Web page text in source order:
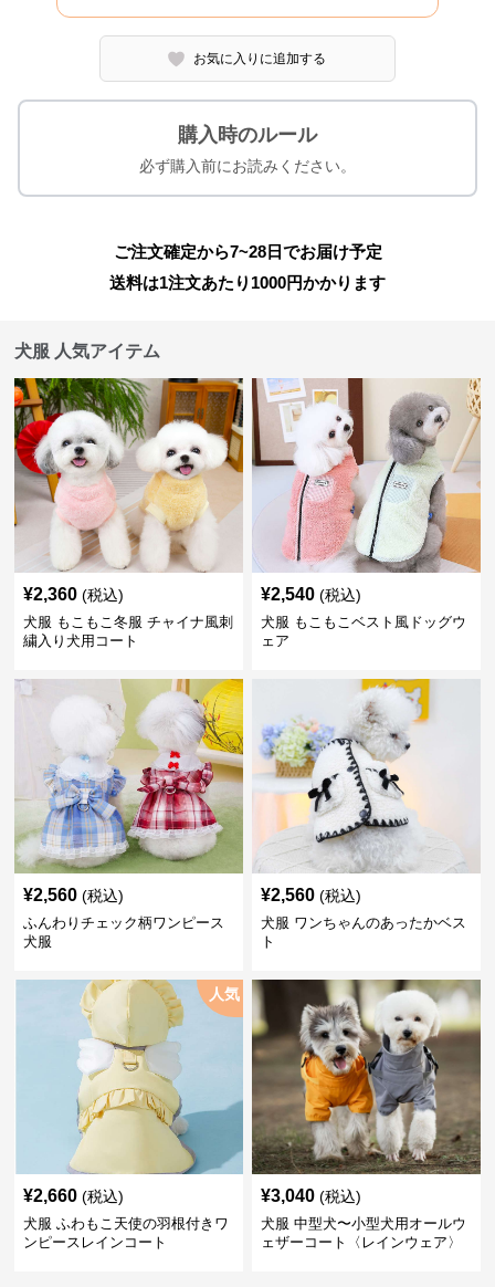
お気に入りに追加する
購入時のルール
必ず購入前にお読みください。
ご注文確定から7~28日でお届け予定
送料は1注文あたり 1000円かかります
犬服 人気アイテム
¥2,360 (税込)
犬服 もこもこ冬服 チャイナ風刺
繍入り犬用コート
¥2,540 (税込)
犬服 もこもこベスト風ドッグウ
ェア
¥2,560 (税込)
ふんわりチェック柄ワンピース
犬服
¥2,560 (税込)
犬服 ワンちゃんのあったかベス
ト
人気
¥2,660 (税込)
犬服 ふわもこ天使の羽根付きワ
ンピースレインコート
¥3,040 (税込)
犬服 中型犬〜小型犬用オールウ
ェザーコート〈レインウェア〉